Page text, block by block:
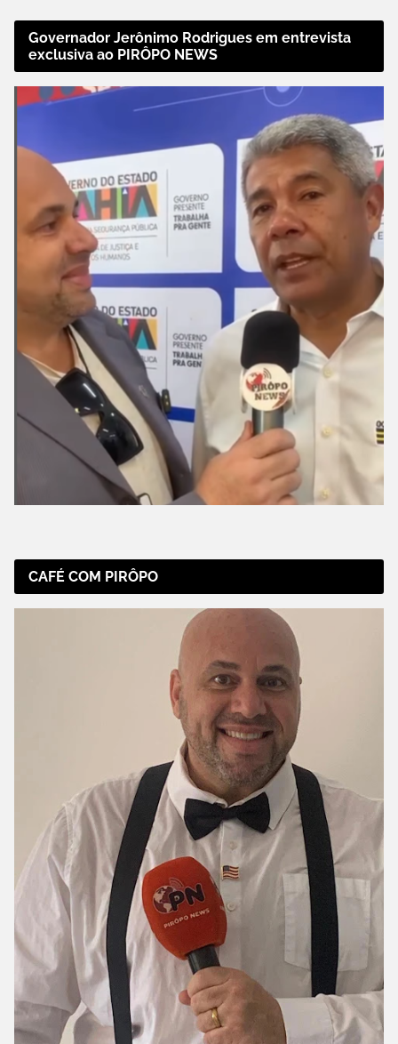
Governador Jerônimo Rodrigues em entrevista
exclusiva ao PIRÔPO NEWS
CAFÉ COM PIRÔPO